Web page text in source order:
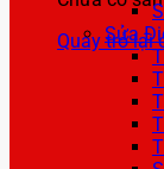
Quay trở lại
Sửa